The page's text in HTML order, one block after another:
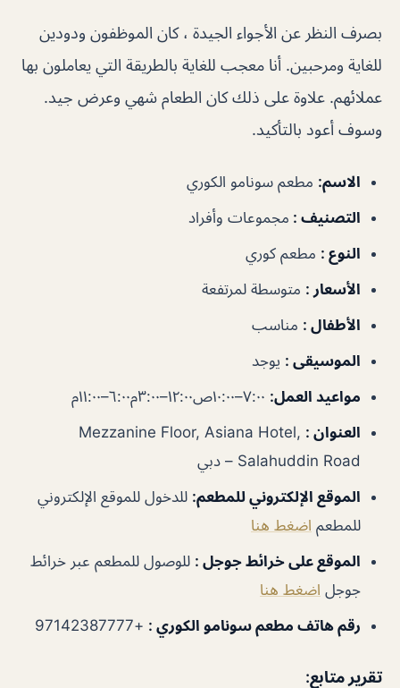
بصرف النظر عن الأجواء الجيدة ، كان الموظفون ودودين
للغاية ومرحبين. أنا معجب للغاية بالطريقة التي يعاملون بها
عملائهم. علاوة على ذلك كان الطعام شهي وعرض جيد.
وسوف أعود بالتأكيد.
الاسم: مطعم سونامو الكوري
التصنيف : مجموعات وأفراد
النوع : مطعم كوري
الأسعار : متوسطة لمرتفعة
الأطفال : مناسب
الموسيقى : يوجد
مواعيد العمل:
العنوان : Mezzanine Floor, Asiana Hotel,
Salahuddin Road – دبي
الموقع الإلكتروني للمطعم: للدخول للموقع الإلكتروني
للمطعم اضغط هنا
الموقع على خرائط جوجل : للوصول للمطعم عبر خرائط
جوجل اضغط هنا
رقم هاتف مطعم سونامو الكوري : +97142387777
تقرير متابع: